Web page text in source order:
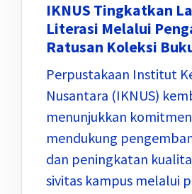
IKNUS Tingkatkan
Literasi Melalui
Ratusan Koleksi
Perpustakaan Institut
Nusantara (IKNUS)
menunjukkan
mendukung
dan peningkatan
sivitas kampus melalui